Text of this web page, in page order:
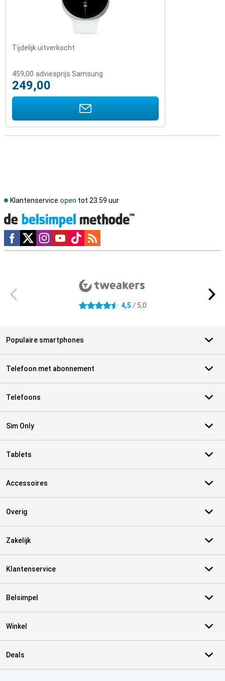
Tijdelijk uitverkocht
459,00 adviesprijs Samsung
249,00
Klantenservice open tot 23.59 uur
Social media
4.5 sterren 4,5 / 5,0
Populaire smartphones
Telefoon met abonnement
Telefoons
Sim Only
Tablets
Accessoires
Overig
Zakelijk
Klantenservice
Belsimpel
Winkel
Deals